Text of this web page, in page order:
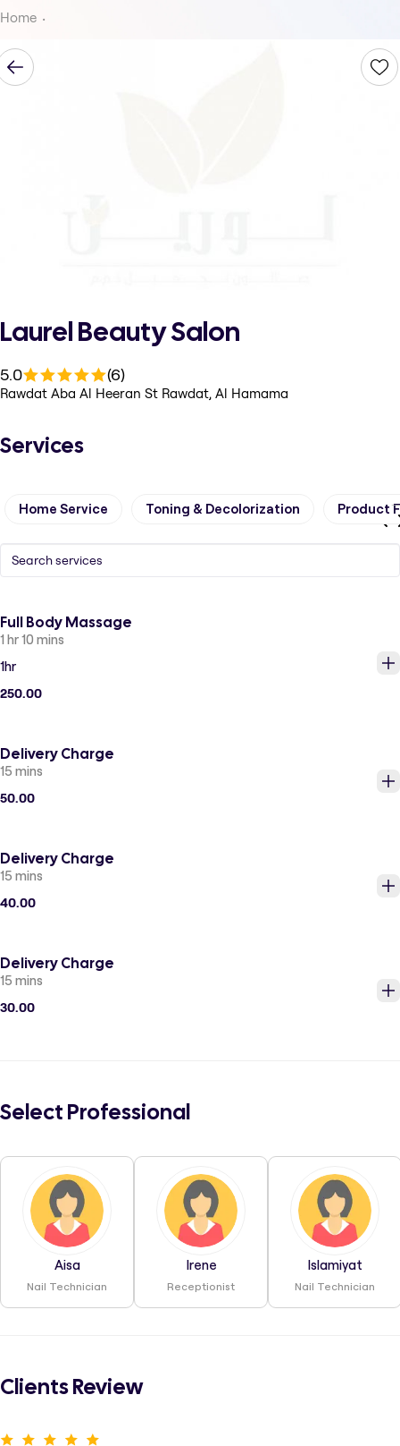
Home
Laurel Beauty Salon
5.0 (6)
Rawdat Aba Al Heeran St Rawdat, Al Hamama
Services
Home Service Toning & Decolorization Product
Full Body Massage
1 hr 10 mins
1hr
250.00
Delivery Charge
15 mins
50.00
Delivery Charge
15 mins
40.00
Delivery Charge
15 mins
30.00
Select Professional
Aisa
Nail Technician
Irene
Receptionist
Islamiyat
Nail Technician
Clients Review